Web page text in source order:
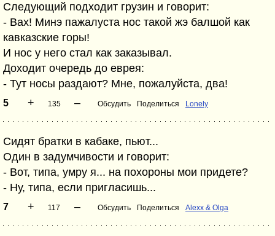
Следующий подходит грузин и говорит:
- Вах! Минэ пажалуста нос такой жэ балшой как
кавказские горы!
И нос у него стал как заказывал.
Доходит очередь до еврея:
- Тут носы раздают? Мне, пожалуйста, два!
5 + 135 – Обсудить Поделиться Lonely
Сидят братки в кабаке, пьют...
Один в задумчивости и говорит:
- Вот, типа, умру я... на похороны мои придете?
- Ну, типа, если пригласишь...
7 + 117 – Обсудить Поделиться Alexx & Olga